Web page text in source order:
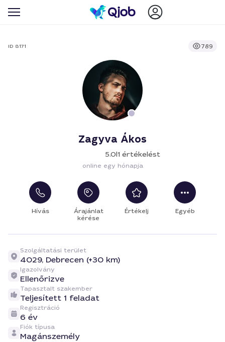
ID 8171 789
Zagyva Ákos
5.0|1 értékelést
online egy hónapja
Hívás
Árajánlat
kérése
Értékelj Egyéb
Szolgáltatási terület
4029, Debrecen (+30 km)
Igazolvány
Ellenőrizve
Tapasztalt szakember
Teljesített 1 feladat
Regisztráció
6 év
Fiók típusa
Magánszemély